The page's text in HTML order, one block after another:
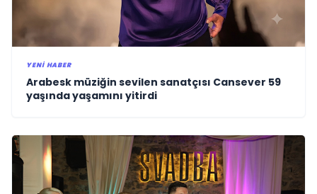
YENI HABER
Arabesk müziğin sevilen sanatçısı Cansever 59
yaşında yaşamını yitirdi